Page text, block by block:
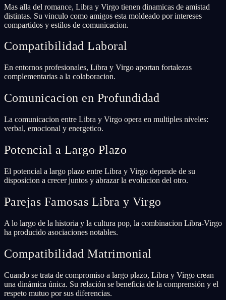
Mas alla del romance, Libra y Virgo tienen dinamicas de amistad
distintas. Su vinculo como amigos esta moldeado por intereses
compartidos y estilos de comunicacion.
Compatibilidad Laboral
En entornos profesionales, Libra y Virgo aportan fortalezas
complementarias a la colaboracion.
Comunicacion en Profundidad
La comunicacion entre Libra y Virgo opera en multiples niveles:
verbal, emocional y energetico.
Potencial a Largo Plazo
El potencial a largo plazo entre Libra y Virgo depende de su
disposicion a crecer juntos y abrazar la evolucion del otro.
Parejas Famosas Libra y Virgo
A lo largo de la historia y la cultura pop, la combinacion Libra-Virgo
ha producido asociaciones notables.
Compatibilidad Matrimonial
Cuando se trata de compromiso a largo plazo, Libra y Virgo crean
una dinámica única. Su relación se beneficia de la comprensión y el
respeto mutuo por sus diferencias.